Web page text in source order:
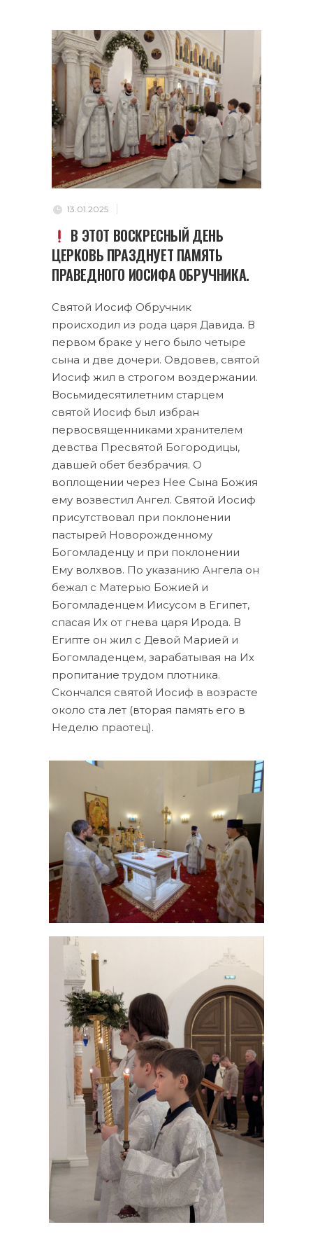
13.01.2025
В ЭТОТ ВОСКРЕСНЫЙ ДЕНЬ
ЦЕРКОВЬ ПРАЗДНУЕТ ПАМЯТЬ
ПРАВЕДНОГО ИОСИФА ОБРУЧНИКА.
Святой Иосиф Обручник
происходил из рода царя Давида. В
первом браке у него было четыре
сына и две дочери. Овдовев, святой
Иосиф жил в строгом воздержании.
Восьмидесятилетним старцем
святой Иосиф был избран
первосвященниками хранителем
девства Пресвятой Богородицы,
давшей обет безбрачия. О
воплощении через Нее Сына Божия
ему возвестил Ангел. Святой Иосиф
присутствовал при поклонении
пастырей Новорожденному
Богомладенцу и при поклонении
Ему волхвов. По указанию Ангела он
бежал с Матерью Божией и
Богомладенцем Иисусом в Египет,
спасая Их от гнева царя Ирода. В
Египте он жил с Девой Марией и
Богомладенцем, зарабатывая на Их
пропитание трудом плотника.
Скончался святой Иосиф в возрасте
около ста лет (вторая память его в
Неделю праотец).